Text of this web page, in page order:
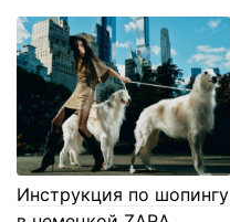
Инструкция по шопингу